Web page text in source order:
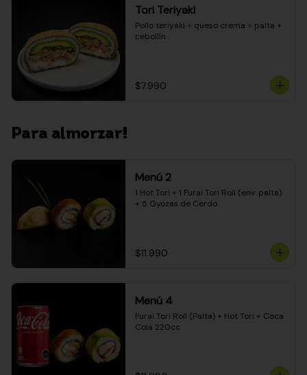
Tori Teriyaki
Pollo teriyaki + queso crema + palta +
cebollín
$7.990
Para almorzar!
Menú 2
1 Hot Tori + 1 Furai Tori Roll (env. palta)
+ 5 Gyozas de Cerdo
$11.990
Menú 4
Furai Tori Roll (Palta) + Hot Tori + Coca
Cola 220cc